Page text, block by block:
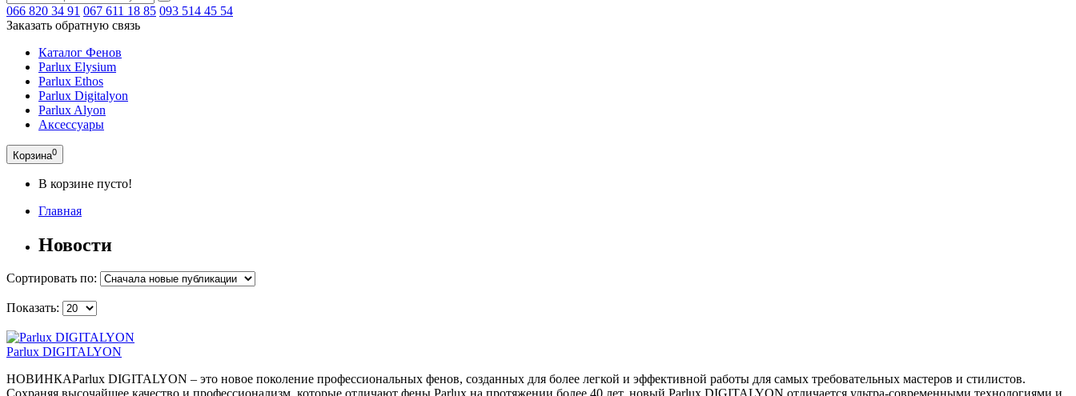
066 820 34 91 067 611 18 85 093 514 45 54
Заказать обратную связь
Каталог Фенов
Parlux Elysium
Parlux Ethos
Parlux Digitalyon
Parlux Alyon
Аксессуары
Корзина0
В корзине пусто!
Главная
Новости
Сортировать по:
Показать:
Parlux DIGITALYON
НОВИНКАParlux DIGITALYON – это новое поколение профессиональных фенов, созданных для более легкой и эффективной работы для самых требовательных мастеров и стилистов.